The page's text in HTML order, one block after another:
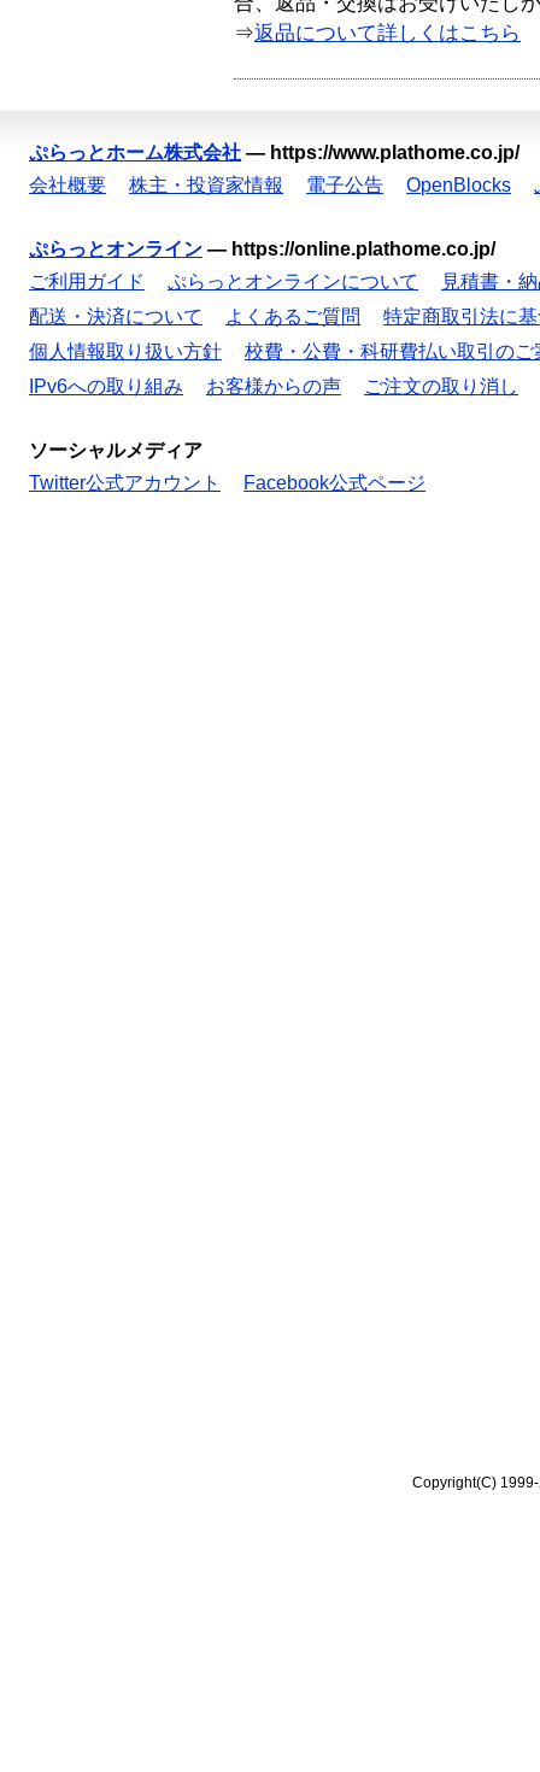
⇒返品について詳しくはこちら
ぷらっとホーム株式会社 — https://www.plathome.co.jp/
会社概要
株主・投資家情報 電子公告 OpenBlocks
ぷらっとオンライン — https://online.plathome.co.jp/
ご利用ガイド
ぷらっとオンラインについて
見積書・
配送・決済について
よくあるご質問
特定商取引法に
個人情報取り扱い方針
校費・公費・科研費払い取引のご
IPv6への取り組み
お客様からの声 ご注文の取り消し
ソーシャルメディア
Twitter公式アカウント
Facebook公式ページ
Copyright(C)